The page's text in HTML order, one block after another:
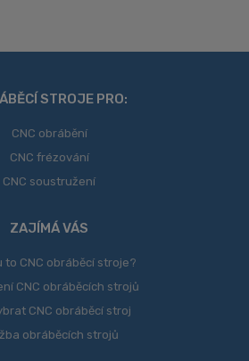
STROJE PRO:
CNC obrábění
CNC frézování
CNC soustružení
ZAJÍMÁ VÁS
to CNC obráběcí stroje?
CNC obráběcích strojů
CNC obráběcí stroj
obráběcích strojů